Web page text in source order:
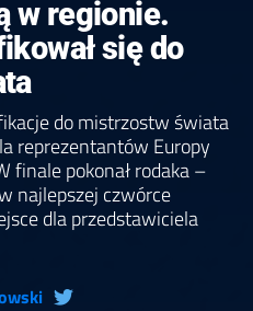
w regionie.
się do
do mistrzostw świata
reprezentantów Europy
finale pokonał rodaka –
najlepszej czwórce
dla przedstawiciela